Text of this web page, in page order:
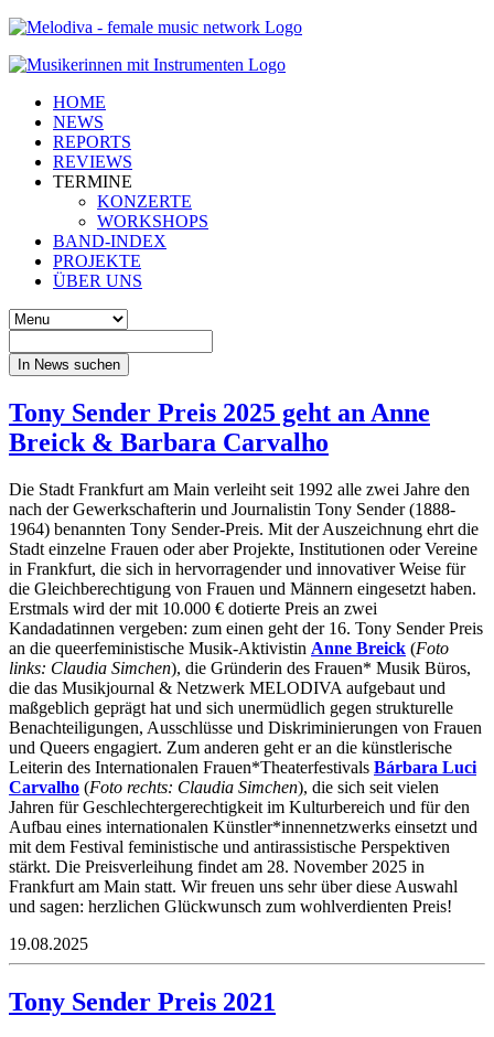
HOME
NEWS
REPORTS
REVIEWS
TERMINE
KONZERTE
WORKSHOPS
BAND-INDEX
PROJEKTE
ÜBER UNS
In News suchen
Tony Sender Preis 2025 geht an Anne
Breick & Barbara Carvalho
Die Stadt Frankfurt am Main verleiht seit 1992 alle zwei Jahre den
nach der Gewerkschafterin und Journalistin Tony Sender (1888-
1964) benannten Tony Sender-Preis. Mit der Auszeichnung ehrt die
Stadt einzelne Frauen oder aber Projekte, Institutionen oder Vereine
in Frankfurt, die sich in hervorragender und innovativer Weise für
die Gleichberechtigung von Frauen und Männern eingesetzt haben.
Erstmals wird der mit 10.000 € dotierte Preis an zwei
Kandadatinnen vergeben: zum einen geht der 16. Tony Sender Preis
an die queerfeministische Musik-Aktivistin Anne Breick (Foto
links: Claudia Simchen), die Gründerin des Frauen* Musik Büros,
die das Musikjournal & Netzwerk MELODIVA aufgebaut und
maßgeblich geprägt hat und sich unermüdlich gegen strukturelle
Benachteiligungen, Ausschlüsse und Diskriminierungen von Frauen
und Queers engagiert. Zum anderen geht er an die künstlerische
Leiterin des Internationalen Frauen*Theaterfestivals Bárbara Luci
Carvalho (Foto rechts: Claudia Simchen), die sich seit vielen
Jahren für Geschlechtergerechtigkeit im Kulturbereich und für den
Aufbau eines internationalen Künstler*innennetzwerks einsetzt und
mit dem Festival feministische und antirassistische Perspektiven
stärkt. Die Preisverleihung findet am 28. November 2025 in
Frankfurt am Main statt. Wir freuen uns sehr über diese Auswahl
und sagen: herzlichen Glückwunsch zum wohlverdienten Preis!
19.08.2025
Tony Sender Preis 2021